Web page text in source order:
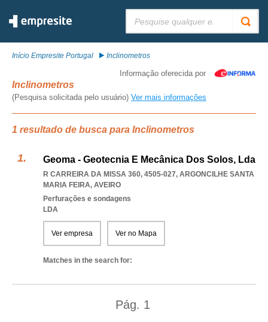
Início Empresite Portugal Inclinometros
Informação oferecida por
Inclinometros
(Pesquisa solicitada pelo usuário) Ver mais informações
1 resultado de busca para Inclinometros
Geoma - Geotecnia E Mecânica Dos Solos, Lda
R CARREIRA DA MISSA 360, 4505-027, ARGONCILHE SANTA
MARIA FEIRA, AVEIRO
Perfurações e sondagens
LDA
Ver empresa Ver no Mapa
Matches in the search for:
Pág. 1